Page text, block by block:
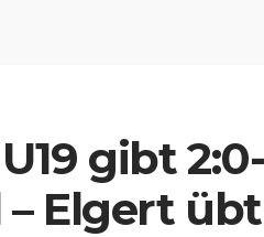
gibt
– Elgert